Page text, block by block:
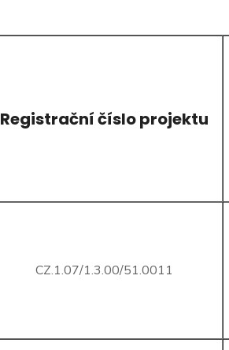
Registrační číslo projektu
CZ.1.07/1.3.00/51.0011